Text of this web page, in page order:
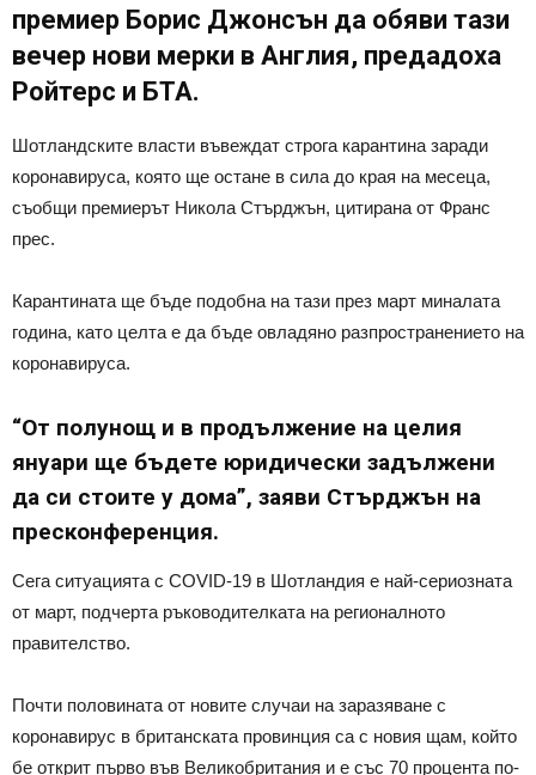
премиер Борис Джонсън да обяви тази
вечер нови мерки в Англия, предадоха
Ройтерс и БТА.
Шотландските власти въвеждат строга карантина заради
коронавируса, която ще остане в сила до края на месеца,
съобщи премиерът Никола Стърджън, цитирана от Франс
прес.
Карантината ще бъде подобна на тази през март миналата
година, като целта е да бъде овладяно разпространението на
коронавируса.
“От полунощ и в продължение на целия
януари ще бъдете юридически задължени
да си стоите у дома”, заяви Стърджън на
пресконференция.
Сега ситуацията с COVID-19 в Шотландия е най-сериозната
от март, подчерта ръководителката на регионалното
правителство.
Почти половината от новите случаи на заразяване с
коронавирус в британската провинция са с новия щам, който
бе открит първо във Великобритания и е със 70 процента по-